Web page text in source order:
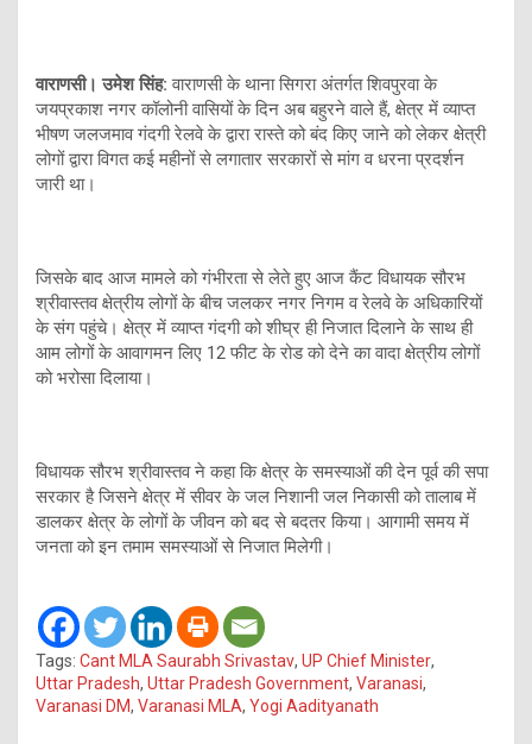
वाराणसी। उमेश सिंह: वाराणसी के थाना सिगरा अंतर्गत शिवपुरवा के
जयप्रकाश नगर कॉलोनी वासियों के दिन अब बहुरने वाले हैं, क्षेत्र में व्याप्त
भीषण जलजमाव गंदगी रेलवे के द्वारा रास्ते को बंद किए जाने को लेकर क्षेत्री
लोगों द्वारा विगत कई महीनों से लगातार सरकारों से मांग व धरना प्रदर्शन
जारी था।
जिसके बाद आज मामले को गंभीरता से लेते हुए आज कैंट विधायक सौरभ
श्रीवास्तव क्षेत्रीय लोगों के बीच जलकर नगर निगम व रेलवे के अधिकारियों
के संग पहुंचे। क्षेत्र में व्याप्त गंदगी को शीघ्र ही निजात दिलाने के साथ ही
आम लोगों के आवागमन लिए 12 फीट के रोड को देने का वादा क्षेत्रीय लोगों
को भरोसा दिलाया।
विधायक सौरभ श्रीवास्तव ने कहा कि क्षेत्र के समस्याओं की देन पूर्व की सपा
सरकार है जिसने क्षेत्र में सीवर के जल निशानी जल निकासी को तालाब में
डालकर क्षेत्र के लोगों के जीवन को बद से बदतर किया। आगामी समय में
जनता को इन तमाम समस्याओं से निजात मिलेगी।
Tags: Cant MLA Saurabh Srivastav, UP Chief Minister,
Uttar Pradesh, Uttar Pradesh Government, Varanasi,
Varanasi DM, Varanasi MLA, Yogi Aadityanath